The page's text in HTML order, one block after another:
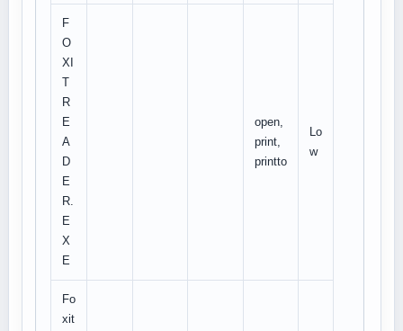
F
O
XI
T
R
E
A
D
E
R.
E
X
E
open,
print,
printto
Lo
w
Fo
xit